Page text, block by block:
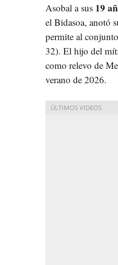
Asobal a sus 19
el Bidasoa, anotó
permite al
32). El hijo del
como relevo de
verano de 2026.